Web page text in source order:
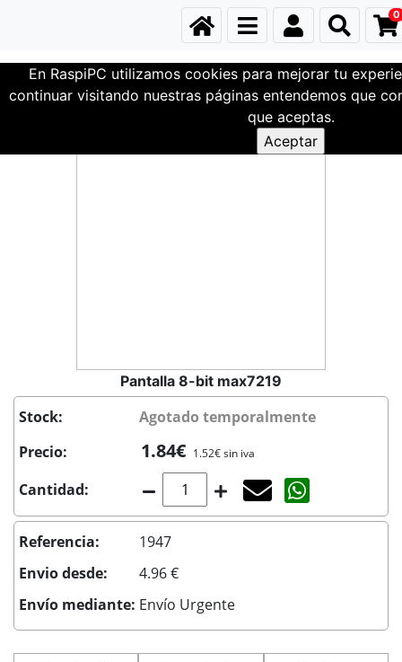
En RaspiPC utilizamos cookies para mejorar tu
continuar visitando nuestras páginas entendemos que
que aceptas.
0
Familia Test
Pantalla 8-bit max7219
Stock:
Agotado temporalmente
Precio:
1.84€ 1.52€ sin iva
Cantidad: AgotadoCompartir
Referencia:
1947
Envio desde:
4.96 €
Envío mediante: Envío Urgente